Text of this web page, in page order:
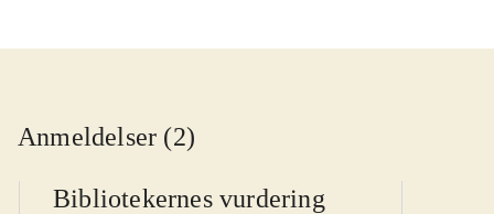
Anmeldelser (2)
Bibliotekernes vurdering